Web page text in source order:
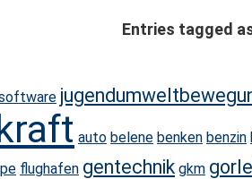
Entries tagged
auto belene benken benzin
flughafen gentechnik gkm